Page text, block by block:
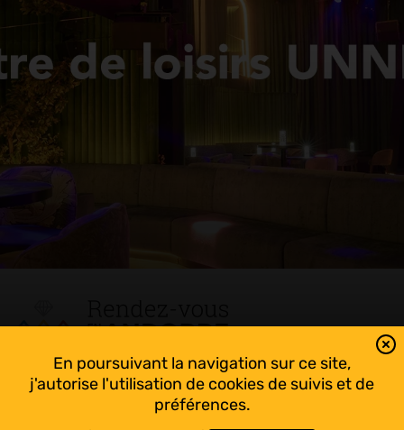
En poursuivant la navigation sur ce site,
j'autorise l'utilisation de cookies de suivis et de
préférences.
Tout suivre sur l’Andorre!
Facebook